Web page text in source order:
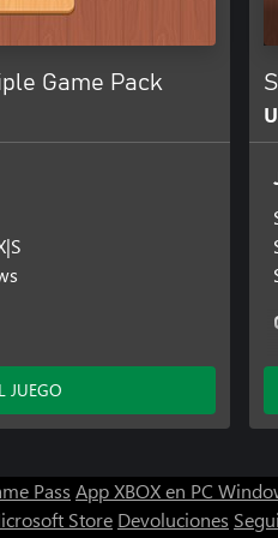
Game Pack
JUEGO
Pass App XBOX en PC
Store Devoluciones